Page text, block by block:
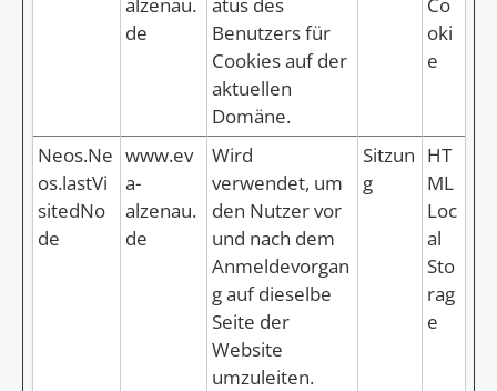
de
Benutzers für
Cookies auf der
aktuellen
Domäne.
oki
e
Neos.Ne
os.lastVi
sitedNo
de
www.ev
a-
alzenau.
de
Wird
verwendet, um
den Nutzer vor
und nach dem
Anmeldevorgan
g auf dieselbe
Seite der
Website
umzuleiten.
Sitzun
g
HT
ML
Loc
al
Sto
rag
e